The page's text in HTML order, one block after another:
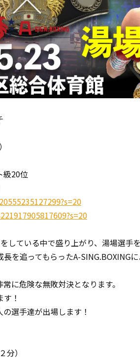
級20位
ている中で盛り上がり、湯場選手
を追ってもらったA-SING.BOXING
に危険な無敗対決となります。
！
選手達が出場します！
）